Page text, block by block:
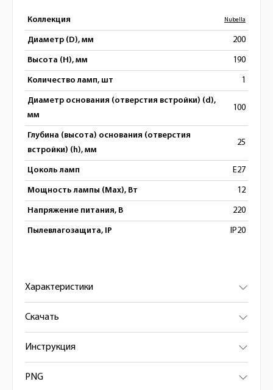
Коллекция Nubella
Диаметр (D), мм 200
Высота (H), мм 190
Количество ламп, шт 1
Диаметр основания (отверстия встройки) (d),
мм
100
Глубина (высота) основания (отверстия
встройки) (h), мм
25
Цоколь ламп E27
Мощность лампы (Max), Вт 12
Напряжение питания, В 220
Пылевлагозащита, IP IP20
Характеристики
Скачать
Инструкция
PNG